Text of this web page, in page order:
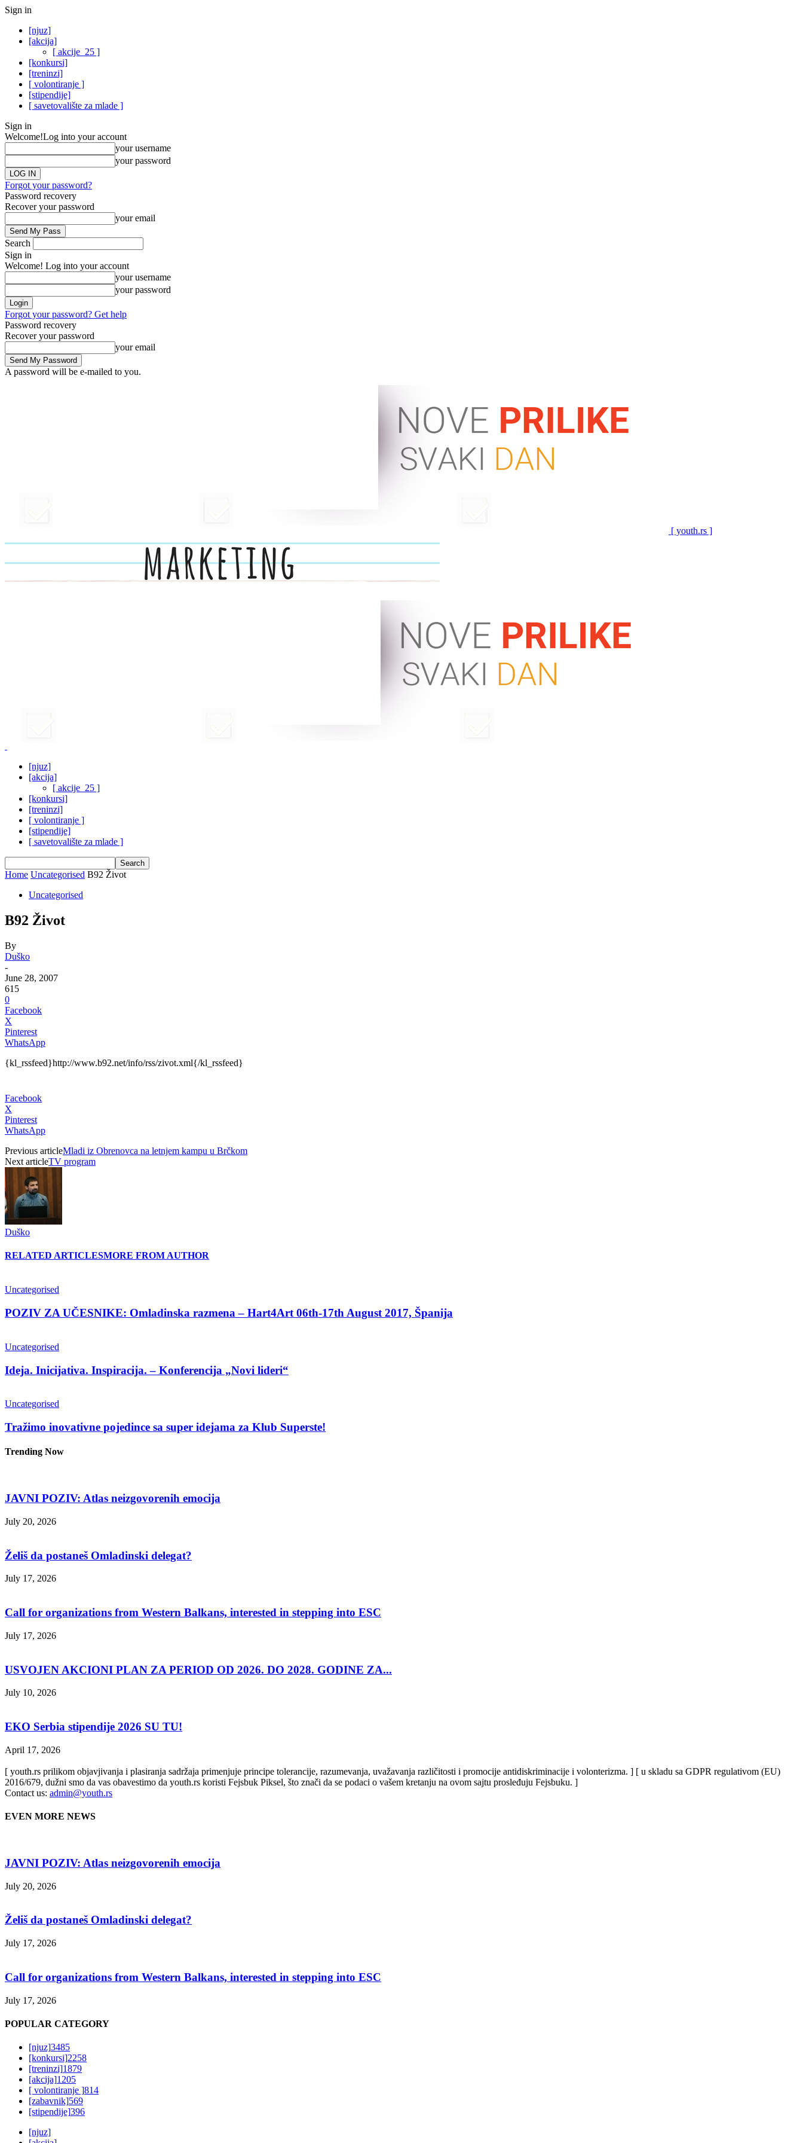
Sign in
[njuz]
[akcija]
[ akcije_25 ]
[konkursi]
[treninzi]
[ volontiranje ]
[stipendije]
[ savetovalište za mlade ]
Sign in
Welcome!Log into your account
your username
your password
Forgot your password?
Password recovery
Recover your password
your email
Search
Sign in
Welcome! Log into your account
your username
your password
Forgot your password? Get help
Password recovery
Recover your password
your email
A password will be e-mailed to you.
[ youth.rs ]
[njuz]
[akcija]
[ akcije_25 ]
[konkursi]
[treninzi]
[ volontiranje ]
[stipendije]
[ savetovalište za mlade ]
Home Uncategorised B92 Život
Uncategorised
B92 Život
By
Duško
-
June 28, 2007
615
0
Facebook
X
Pinterest
WhatsApp
{kl_rssfeed}http://www.b92.net/info/rss/zivot.xml{/kl_rssfeed}
Facebook
X
Pinterest
WhatsApp
Previous articleMladi iz Obrenovca na letnjem kampu u Brčkom
Next articleTV program
Duško
RELATED ARTICLESMORE FROM AUTHOR
Uncategorised
POZIV ZA UČESNIKE: Omladinska razmena – Hart4Art 06th-17th August 2017, Španija
Uncategorised
Ideja. Inicijativa. Inspiracija. – Konferencija „Novi lideri“
Uncategorised
Tražimo inovativne pojedince sa super idejama za Klub Superste!
Trending Now
JAVNI POZIV: Atlas neizgovorenih emocija
July 20, 2026
Želiš da postaneš Omladinski delegat?
July 17, 2026
Call for organizations from Western Balkans, interested in stepping into ESC
July 17, 2026
USVOJEN AKCIONI PLAN ZA PERIOD OD 2026. DO 2028. GODINE ZA...
July 10, 2026
EKO Serbia stipendije 2026 SU TU!
April 17, 2026
[ youth.rs prilikom objavjivanja i plasiranja sadržaja primenjuje principe tolerancije, razumevanja, uvažavanja različitosti i promocije antidiskriminacije i volonterizma. ] [ u skladu sa GDPR regulativom (EU)
2016/679, dužni smo da vas obavestimo da youth.rs koristi Fejsbuk Piksel, što znači da se podaci o vašem kretanju na ovom sajtu prosleđuju Fejsbuku. ]
Contact us: admin@youth.rs
EVEN MORE NEWS
JAVNI POZIV: Atlas neizgovorenih emocija
July 20, 2026
Želiš da postaneš Omladinski delegat?
July 17, 2026
Call for organizations from Western Balkans, interested in stepping into ESC
July 17, 2026
POPULAR CATEGORY
[njuz]3485
[konkursi]2258
[treninzi]1879
[akcija]1205
[ volontiranje ]814
[zabavnik]569
[stipendije]396
[njuz]